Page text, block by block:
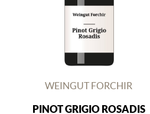
WEINGUT FORCHIR
PINOT GRIGIO ROSADIS